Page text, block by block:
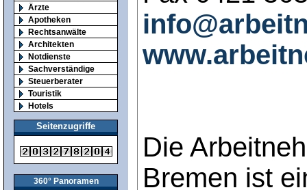
Ärzte
Apotheken
Rechtsanwälte
Architekten
Notdienste
Sachverständige
Steuerberater
Touristik
Hotels
Seitenzugriffe
360° Panoramen
Die
Bremen ist